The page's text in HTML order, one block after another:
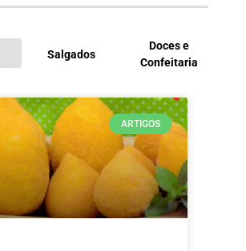
Salgados
Doces e
Confeitaria
ARTIGOS